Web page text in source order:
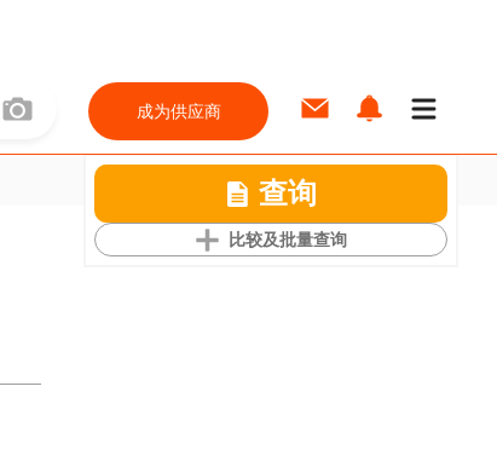
成为供应商
查询
比较及批量查询